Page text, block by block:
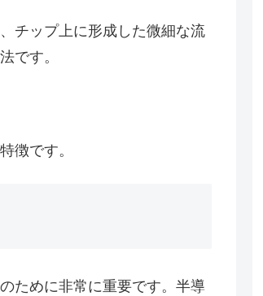
チップ上に形成した微細な流
です。
徴です。
のために非常に重要です。半導